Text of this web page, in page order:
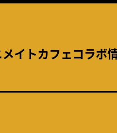
イトカフェコラボ